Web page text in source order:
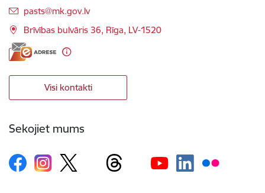
E-pasts:
pasts@mk.gov.lv
Brīvības bulvāris 36, Rīga, LV-1520
Visi kontakti
Sekojiet mums